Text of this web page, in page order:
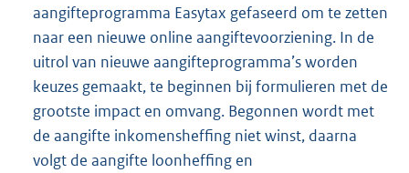
aangifteprogramma Easytax gefaseerd om te zetten
naar een nieuwe online aangiftevoorziening. In de
uitrol van nieuwe aangifteprogramma’s worden
keuzes gemaakt, te beginnen bij formulieren met de
grootste impact en omvang. Begonnen wordt met
de aangifte inkomensheffing niet winst, daarna
volgt de aangifte loonheffing en